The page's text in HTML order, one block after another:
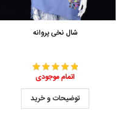
شال نخی پروانه
اتمام موجودی
توضیحات و خرید